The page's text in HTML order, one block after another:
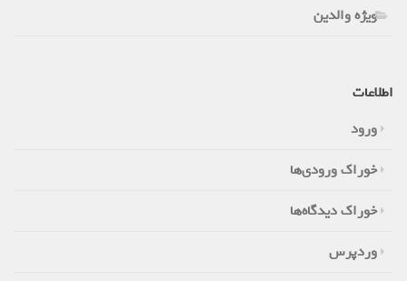
ویژه والدین
اطلاعات
ورود
خوراک ورودی‌ها
خوراک دیدگاه‌ها
وردپرس